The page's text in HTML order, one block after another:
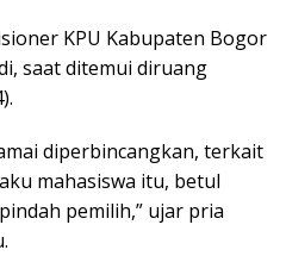
KPU Kabupaten Bogor
saat ditemui diruang
diperbincangkan, terkait
mahasiswa itu, betul
pemilih,” ujar pria